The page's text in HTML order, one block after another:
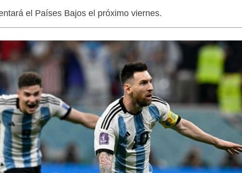
el Países Bajos el próximo viernes.